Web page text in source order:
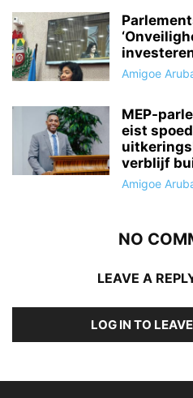
Amigoe
MEP-
eist
verblijf
Amigoe
NO
LEAVE A
LOG IN TO